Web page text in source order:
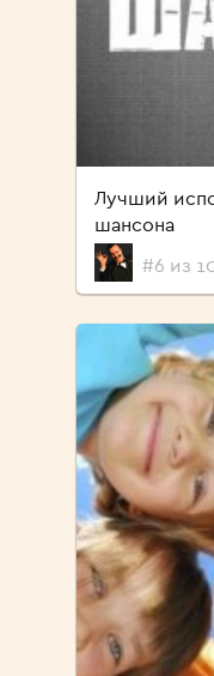
Лучший
шансона
#6 из